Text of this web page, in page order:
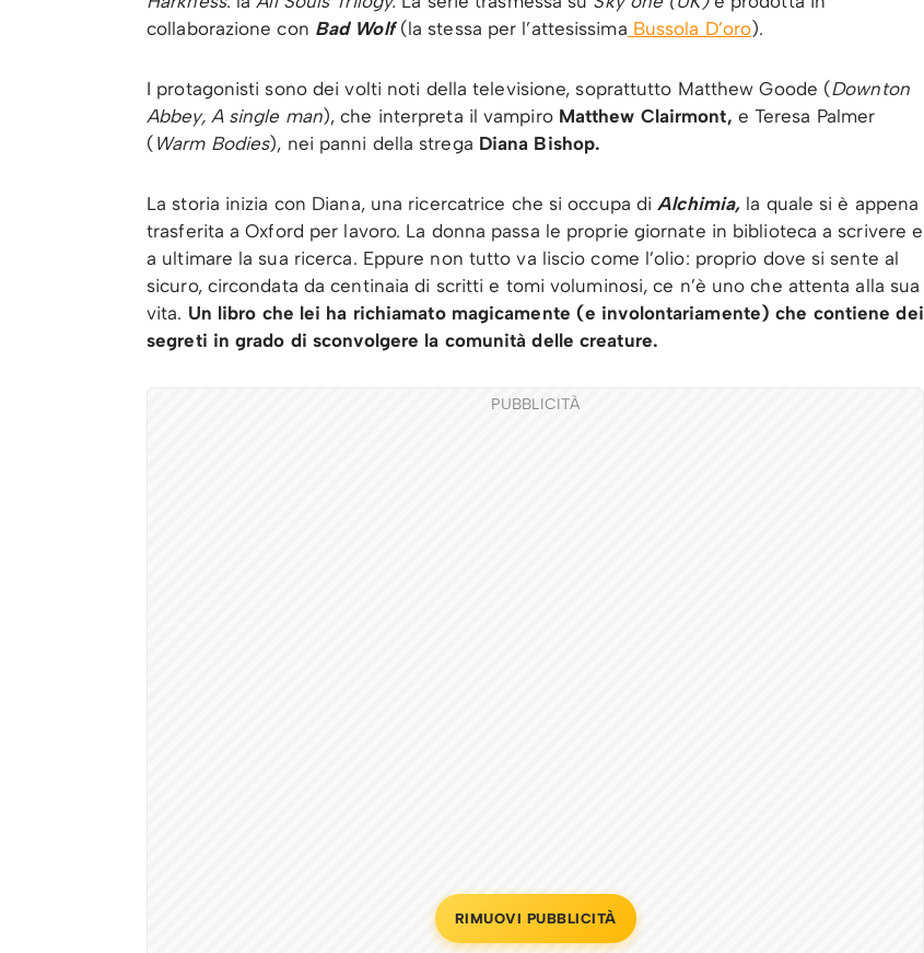
collaborazione con Bad Wolf(la stessa per l’attesissima Bussola D’oro).
I protagonisti sono dei volti noti della televisione, soprattutto Matthew Goode (Downton
Abbey, A single man), che interpreta il vampiro Matthew Clairmont, e Teresa Palmer
( Warm Bodies), nei panni della strega Diana Bishop.
La storia inizia con Diana, una ricercatrice che si occupa di Alchimia, la quale si è appena
trasferita a Oxford per lavoro. La donna passa le proprie giornate in biblioteca a scrivere e
a ultimare la sua ricerca. Eppure non tutto va liscio come l’olio: proprio dove si sente al
sicuro, circondata da centinaia di scritti e tomi voluminosi, ce n’è uno che attenta alla sua
vita. Un libro che lei ha richiamato magicamente (e involontariamente) che contiene dei
segreti in grado di sconvolgere la comunità delle creature.
PUBBLICITÀ
RIMUOVI PUBBLICITÀ